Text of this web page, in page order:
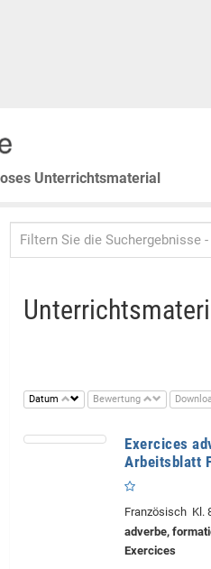
Unterrichtsmaterial
Datum Bewertung
Exercices
Arbeitsblatt
Französisch Kl.
adverbe,
Exercices